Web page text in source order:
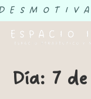
Día: 7